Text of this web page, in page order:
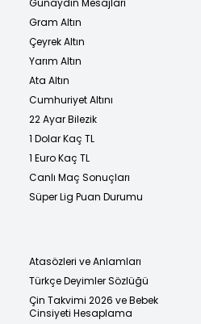
Gram Altın
Çeyrek Altın
Yarım Altın
Ata Altın
Cumhuriyet Altını
22 Ayar Bilezik
1 Dolar Kaç TL
1 Euro Kaç TL
Canlı Maç Sonuçları
Süper Lig Puan Durumu
Atasözleri ve Anlamları
Türkçe Deyimler Sözlüğü
Çin Takvimi 2026 ve Bebek
Cinsiyeti Hesaplama